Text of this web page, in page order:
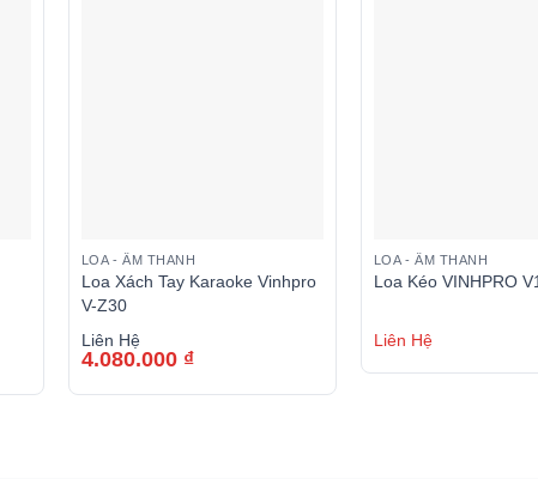
LOA - ÂM THANH
Loa Xách Tay Karaoke Vinhpro
V-Z30
4.080.000 ₫
Liên Hệ
LOA - ÂM THANH
Loa Kéo VINHPRO
Liên Hệ